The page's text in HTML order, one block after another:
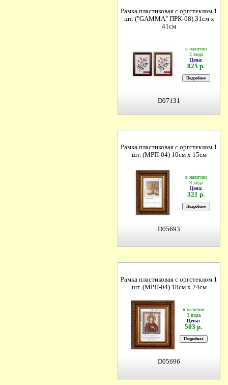
Рамка пластиковая с оргстеклом 1
шт. ("GAMMA" ПРК-08) 31см х
41см
в наличии
2 вида
Цена:
825 р.
D07131
Рамка пластиковая с оргстеклом 1
шт. (МРП-04) 10см х 15см
в наличии
3 вида
Цена:
321 р.
D05693
Рамка пластиковая с оргстеклом 1
шт. (МРП-04) 18см х 24см
в наличии
3 вида
Цена:
503 р.
D05696